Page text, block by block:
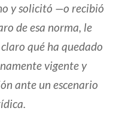
y solicitó —o recibió
de esa norma, le
qué ha quedado
vigente y
ante un escenario